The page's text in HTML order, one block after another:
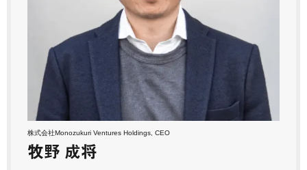
株式会社Monozukuri Ventures Holdings, CEO
牧野 成将